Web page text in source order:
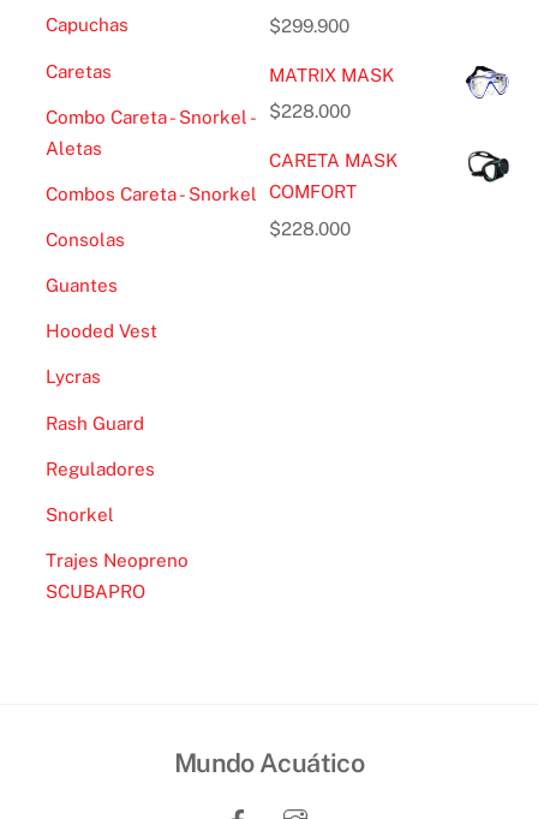
Capuchas
Caretas
Combo Careta - Snorkel -
Aletas
Combos Careta - Snorkel
Consolas
Guantes
Hooded Vest
Lycras
Rash Guard
Reguladores
Snorkel
Trajes Neopreno
SCUBAPRO
$299.900
MATRIX MASK
$228.000
CARETA MASK
COMFORT
$228.000
Mundo Acuático